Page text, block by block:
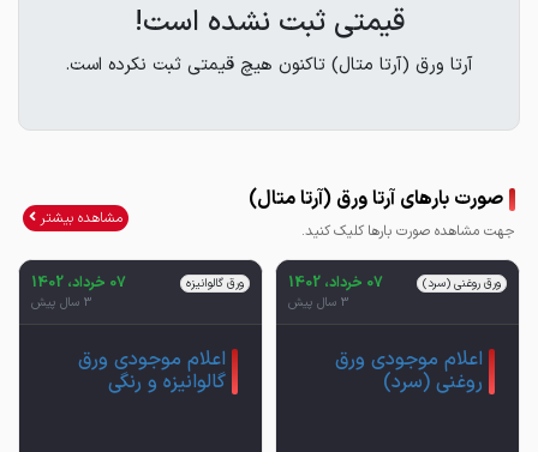
قیمتی ثبت نشده است!
آرتا ورق (آرتا متال) تاکنون هیچ قیمتی ثبت نکرده است.
صورت بارهای آرتا ورق (آرتا متال)
جهت مشاهده صورت بارها کلیک کنید.
مشاهده بیشتر
ورق روغنی (سرد) 07 خرداد، 1402
3 سال پیش
اعلام موجودی ورق
روغنی (سرد)
ورق گالوانیزه 07 خرداد، 1402
3 سال پیش
اعلام موجودی ورق
گالوانیزه و رنگی